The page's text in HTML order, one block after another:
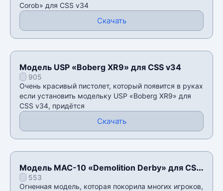
Corob» для CSS v34
Скачать
Модель USP «Boberg XR9» для CSS v34
905
Очень красивый пистолет, который появится в руках
если установить модельку USP «Boberg XR9» для
CSS v34, придётся
Скачать
Модель MAC-10 «Demolition Derby» для CSS
v34553
Огненная модель, которая покорила многих игроков,